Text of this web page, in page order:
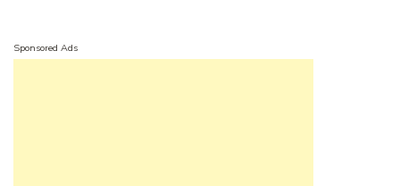
Sponsored Ads